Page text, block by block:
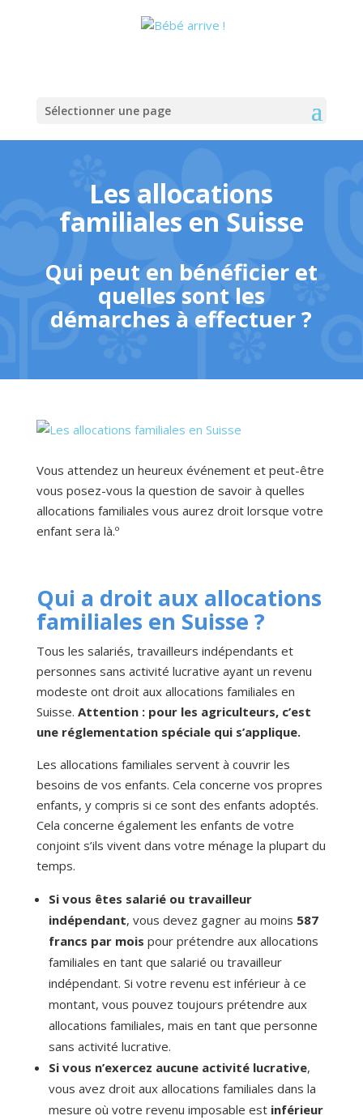
Sélectionner une page
Les allocations
familiales en Suisse
Qui peut en bénéficier et
quelles sont les
démarches à effectuer ?
Vous attendez un heureux événement et peut-être
vous posez-vous la question de savoir à quelles
allocations familiales vous aurez droit lorsque votre
enfant sera là.º
Qui a droit aux allocations
familiales en Suisse ?
Tous les salariés, travailleurs indépendants et
personnes sans activité lucrative ayant un revenu
modeste ont droit aux allocations familiales en
Suisse. Attention : pour les agriculteurs, c’est
une réglementation spéciale qui s’applique.
Les allocations familiales servent à couvrir les
besoins de vos enfants. Cela concerne vos propres
enfants, y compris si ce sont des enfants adoptés.
Cela concerne également les enfants de votre
conjoint s’ils vivent dans votre ménage la plupart du
temps.
Si vous êtes salarié ou travailleur
indépendant, vous devez gagner au moins 587
francs par mois pour prétendre aux allocations
familiales en tant que salarié ou travailleur
indépendant. Si votre revenu est inférieur à ce
montant, vous pouvez toujours prétendre aux
allocations familiales, mais en tant que personne
sans activité lucrative.
Si vous n’exercez aucune activité lucrative,
vous avez droit aux allocations familiales dans la
mesure où votre revenu imposable est inférieur